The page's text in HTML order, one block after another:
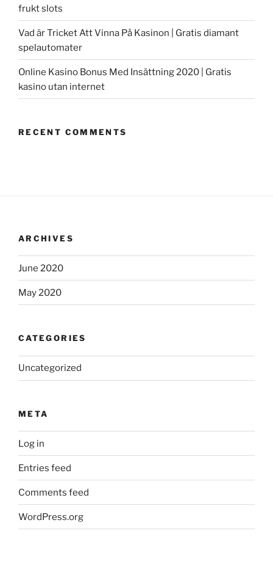
frukt slots
Vad är Tricket Att Vinna På Kasinon | Gratis diamant
spelautomater
Online Kasino Bonus Med Insättning 2020 | Gratis
kasino utan internet
RECENT COMMENTS
ARCHIVES
June 2020
May 2020
CATEGORIES
Uncategorized
META
Log in
Entries feed
Comments feed
WordPress.org